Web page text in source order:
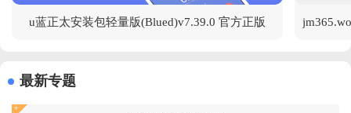
u蓝正太安装包轻量版(Blued)v7.39.0 官方正版
最新专题